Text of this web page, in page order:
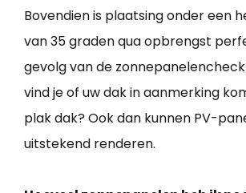
Bovendien is plaatsing onder een
van 35 graden qua opbrengst
gevolg van de
vind je of uw dak in aanmerking
plak dak? Ook dan kunnen PV-
uitstekend renderen.